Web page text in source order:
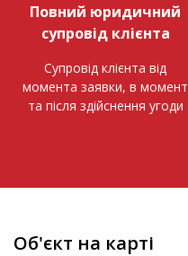
Повний юридичний
супровід клієнта
Супровід клієнта від
момента заявки, в момент
та після здійснення угоди
Об'єкт на карті